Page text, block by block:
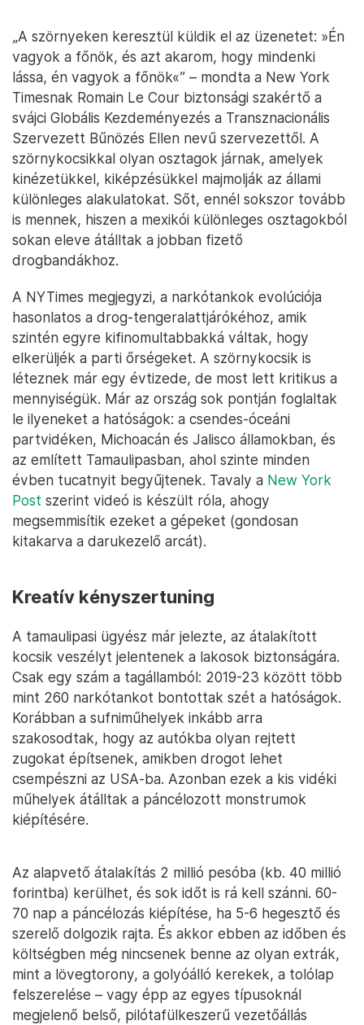
„A szörnyeken keresztül küldik el az üzenetet: »Én
vagyok a főnök, és azt akarom, hogy mindenki
lássa, én vagyok a főnök«” – mondta a New York
Timesnak Romain Le Cour biztonsági szakértő a
svájci Globális Kezdeményezés a Transznacionális
Szervezett Bűnözés Ellen nevű szervezettől. A
szörnykocsikkal olyan osztagok járnak, amelyek
kinézetükkel, kiképzésükkel majmolják az állami
különleges alakulatokat. Sőt, ennél sokszor tovább
is mennek, hiszen a mexikói különleges osztagokból
sokan eleve átálltak a jobban fizető
drogbandákhoz.
A NYTimes megjegyzi, a narkótankok evolúciója
hasonlatos a drog-tengeralattjárókéhoz, amik
szintén egyre kifinomultabbakká váltak, hogy
elkerüljék a parti őrségeket. A szörnykocsik is
léteznek már egy évtizede, de most lett kritikus a
mennyiségük. Már az ország sok pontján foglaltak
le ilyeneket a hatóságok: a csendes-óceáni
partvidéken, Michoacán és Jalisco államokban, és
az említett Tamaulipasban, ahol szinte minden
évben tucatnyit begyűjtenek. Tavaly a New York
Post szerint videó is készült róla, ahogy
megsemmisítik ezeket a gépeket (gondosan
kitakarva a darukezelő arcát).
Kreatív kényszertuning
A tamaulipasi ügyész már jelezte, az átalakított
kocsik veszélyt jelentenek a lakosok biztonságára.
Csak egy szám a tagállamból: 2019-23 között több
mint 260 narkótankot bontottak szét a hatóságok.
Korábban a sufniműhelyek inkább arra
szakosodtak, hogy az autókba olyan rejtett
zugokat építsenek, amikben drogot lehet
csempészni az USA-ba. Azonban ezek a kis vidéki
műhelyek átálltak a páncélozott monstrumok
kiépítésére.
Az alapvető átalakítás 2 millió pesóba (kb. 40 millió
forintba) kerülhet, és sok időt is rá kell szánni. 60-
70 nap a páncélozás kiépítése, ha 5-6 hegesztő és
szerelő dolgozik rajta. És akkor ebben az időben és
költségben még nincsenek benne az olyan extrák,
mint a lövegtorony, a golyóálló kerekek, a tolólap
felszerelése – vagy épp az egyes típusoknál
megjelenő belső, pilótafülkeszerű vezetőállás